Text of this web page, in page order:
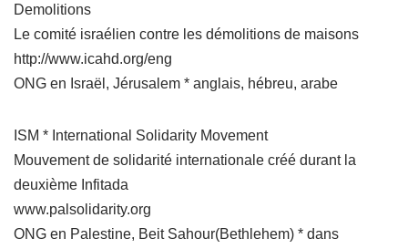
Demolitions
Le comité israélien contre les démolitions de maisons
http://www.icahd.org/eng
ONG en Israël, Jérusalem * anglais, hébreu, arabe
ISM * International Solidarity Movement
Mouvement de solidarité internationale créé durant la
deuxième Infitada
www.palsolidarity.org
ONG en Palestine, Beit Sahour(Bethlehem) * dans